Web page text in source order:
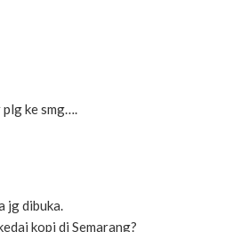
ke smg….
jg dibuka.
kopi di Semarang?